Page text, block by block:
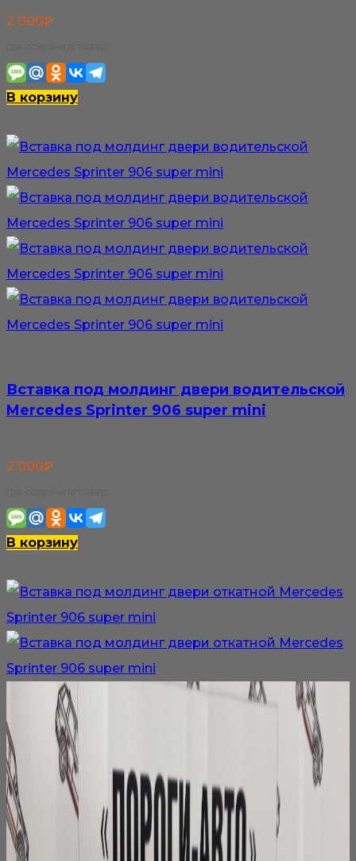
2 000₽
В корзину
Вставка под молдинг двери водительской
Mercedes Sprinter 906 super mini
2 000₽
В корзину